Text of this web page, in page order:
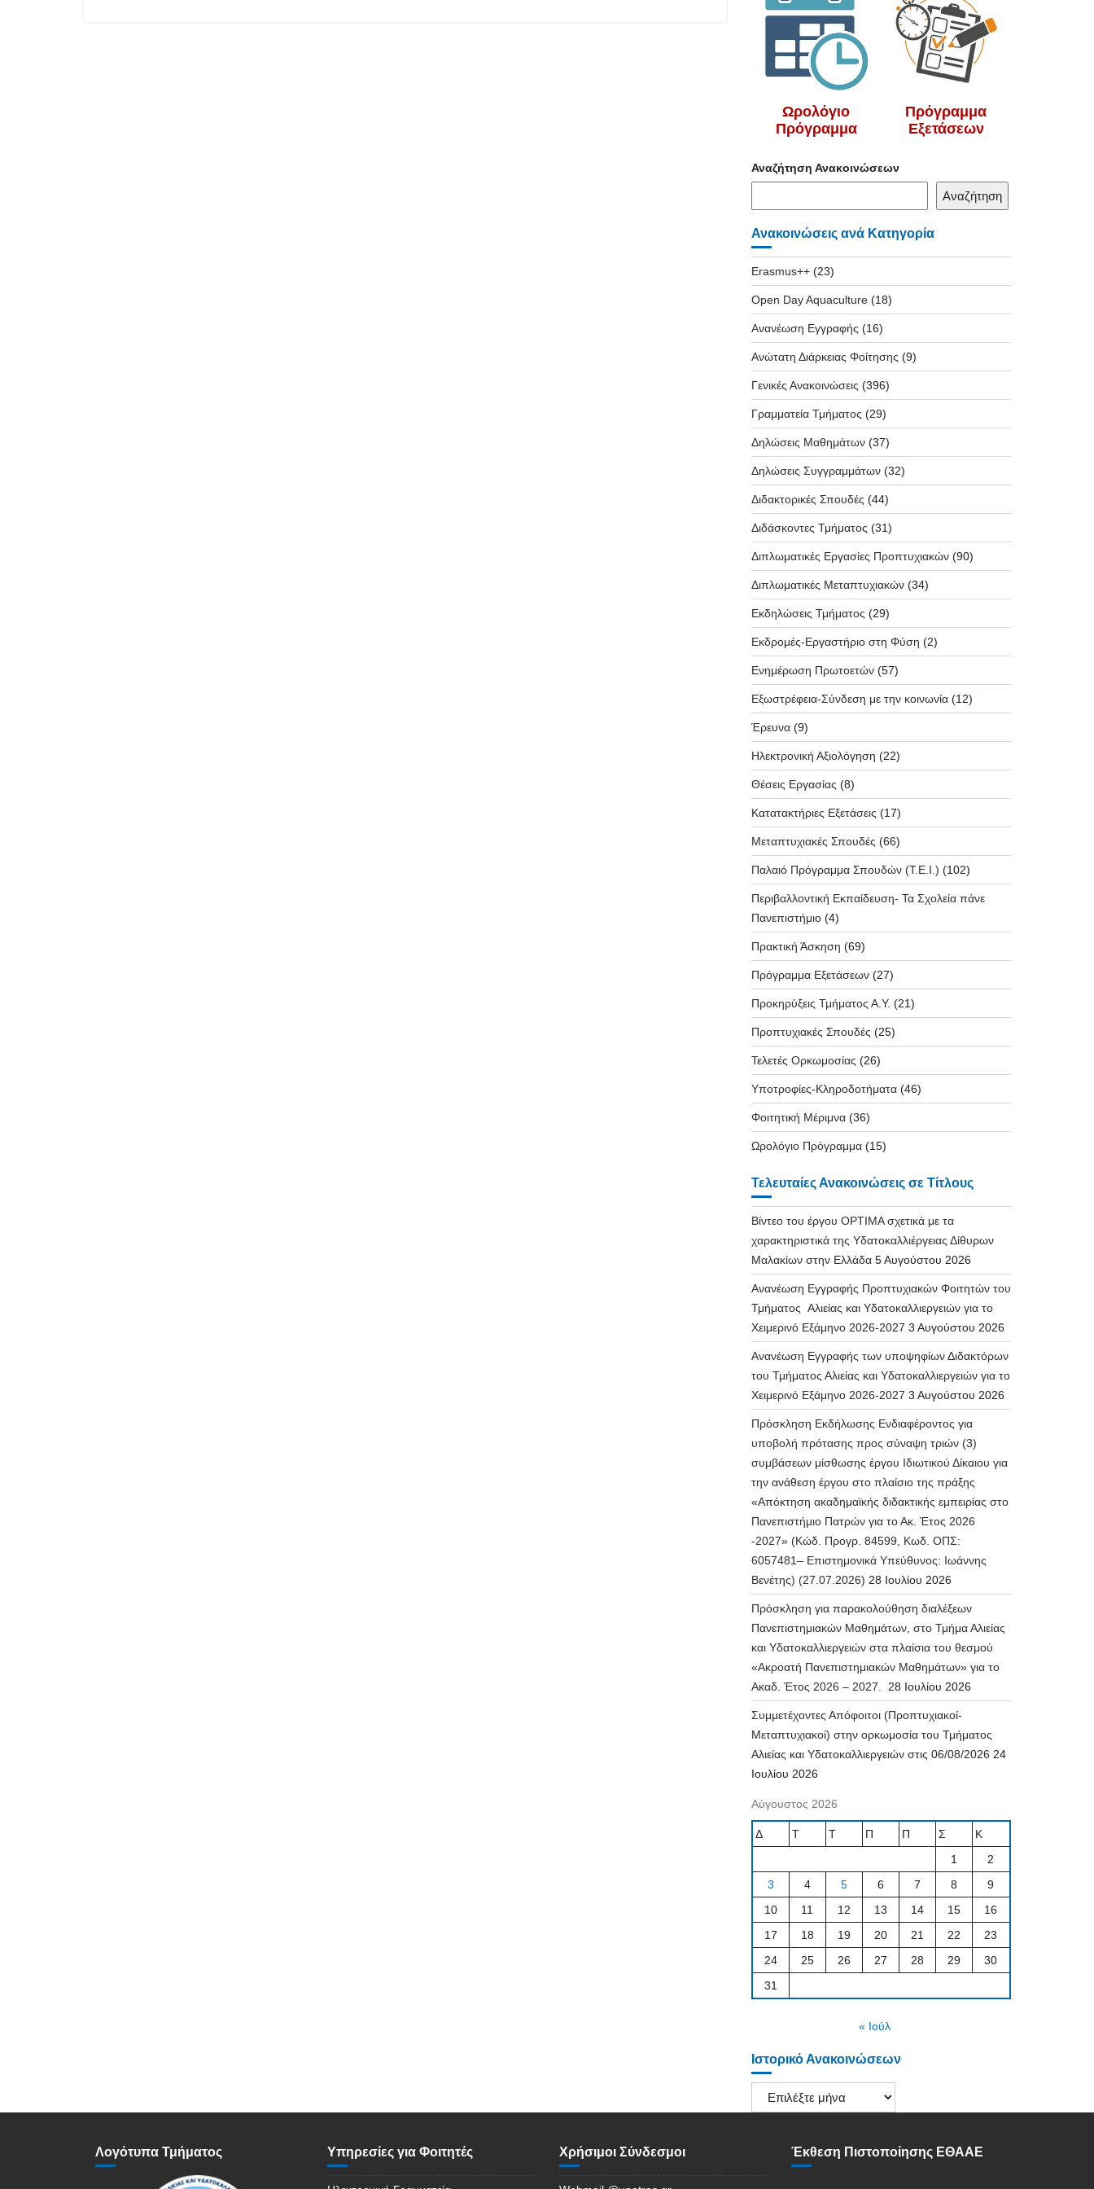
Ωρολόγιο
Πρόγραμμα
Πρόγραμμα
Εξετάσεων
Αναζήτηση Ανακοινώσεων
Αναζήτηση
Ανακοινώσεις ανά Κατηγορία
Erasmus++(23)
Open Day Aquaculture(18)
Ανανέωση Εγγραφής (16)
Ανώτατη Διάρκειας Φοίτησης (9)
Γενικές Ανακοινώσεις (396)
Γραμματεία Τμήματος (29)
Δηλώσεις Μαθημάτων(37)
Δηλώσεις Συγγραμμάτων(32)
Διδακτορικές Σπουδές (44)
Διδάσκοντες Τμήματος (31)
Διπλωματικές Εργασίες Προπτυχιακών(90)
Διπλωματικές Μεταπτυχιακών(34)
Εκδηλώσεις Τμήματος (29)
Εκδρομές-Εργαστήριο στη Φύση (2)
Ενημέρωση Πρωτοετών(57)
Εξωστρέφεια-Σύνδεση με την κοινωνία(12)
Έρευνα(9)
Ηλεκτρονική Αξιολόγηση (22)
Θέσεις Εργασίας (8)
Κατατακτήριες Εξετάσεις (17)
Μεταπτυχιακές Σπουδές (66)
Παλαιό Πρόγραμμα Σπουδών (T.E.I.) (102)
Περιβαλλοντική Εκπαίδευση- Τα Σχολεία πάνε
Πανεπιστήμιο(4)
Πρακτική Άσκηση (69)
Πρόγραμμα Εξετάσεων(27)
Προκηρύξεις Τμήματος Α.Υ. (21)
Προπτυχιακές Σπουδές (25)
Τελετές Ορκωμοσίας (26)
Υποτροφίες-Κληροδοτήματα(46)
Φοιτητική Μέριμνα(36)
Ωρολόγιο Πρόγραμμα(15)
Τελευταίες Ανακοινώσεις σε Τίτλους
Βίντεο του έργου OPTIMA σχετικά με τα
χαρακτηριστικά της Υδατοκαλλιέργειας Δίθυρων
Μαλακίων στην Ελλάδα 5 Αυγούστου 2026
Ανανέωση Εγγραφής Προπτυχιακών Φοιτητών του
Τμήματος Αλιείας και Υδατοκαλλιεργειών για το
Χειμερινό Εξάμηνο 2026-2027 3 Αυγούστου 2026
Ανανέωση Εγγραφής των υποψηφίων Διδακτόρων
του Τμήματος Αλιείας και Υδατοκαλλιεργειών για το
Χειμερινό Εξάμηνο 2026-2027 3 Αυγούστου 2026
Πρόσκληση Εκδήλωσης Ενδιαφέροντος για
υποβολή πρότασης προς σύναψη τριών (3)
συμβάσεων μίσθωσης έργου Ιδιωτικού Δίκαιου για
την ανάθεση έργου στο πλαίσιο της πράξης
«Απόκτηση ακαδημαϊκής διδακτικής εμπειρίας στο
Πανεπιστήμιο Πατρών για το Ακ. Έτος 2026
-2027» (Κώδ. Προγρ. 84599, Κωδ. ΟΠΣ:
6057481– Επιστημονικά Υπεύθυνος: Ιωάννης
Βενέτης) (27.07.2026) 28 Ιουλίου 2026
Πρόσκληση για παρακολούθηση διαλέξεων
Πανεπιστημιακών Μαθημάτων, στο Τμήμα Αλιείας
και Υδατοκαλλιεργειών στα πλαίσια του θεσμού
«Ακροατή Πανεπιστημιακών Μαθημάτων» για το
Ακαδ. Έτος 2026 – 2027. 28 Ιουλίου 2026
Συμμετέχοντες Απόφοιτοι (Προπτυχιακοί-
Μεταπτυχιακοί) στην ορκωμοσία του Τμήματος
Αλιείας και Υδατοκαλλιεργειών στις 06/08/2026 24
Ιουλίου 2026
Αύγουστος 2026
Δ Τ Τ Π Π Σ
Κ
1
2
3
4 5 6 7 8
9
10
11 12 13 14 15
16
17
18 19 20 21 22
23
24
25 26 27 28 29
30
31
« Ιούλ
Ιστορικό Ανακοινώσεων
Ιστορικό
Ανακοινώσεων
Λογότυπα Τμήματος Υπηρεσίες για Φοιτητές Χρήσιμοι Σύνδεσμοι Έκθεση Πιστοποίησης ΕΘΑΑΕ